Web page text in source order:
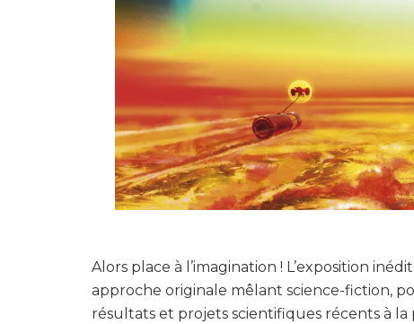
Alors place à l’imagination ! L’exposition
approche originale mêlant science-fiction,
résultats et projets scientifiques récents à la